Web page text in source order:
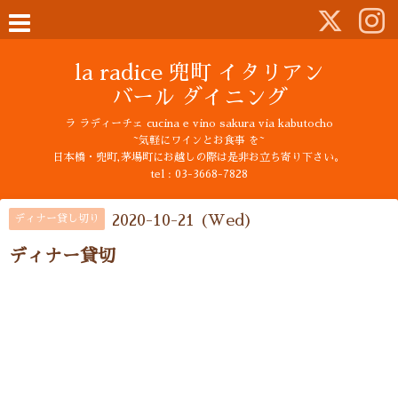
la radice 兜町 イタリアン
バール ダイニング
ラ ラディーチェ cucina e vino sakura via kabutocho
~気軽にワインとお食事 を~
日本橋・兜町,茅場町にお越しの際は是非お立ち寄り下さい。
tel : 03-3668-7828
ディナー貸し切り 2020-10-21 (Wed)
ディナー貸切